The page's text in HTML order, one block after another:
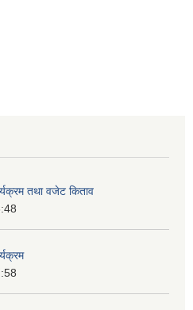
तथा वजेट किताव